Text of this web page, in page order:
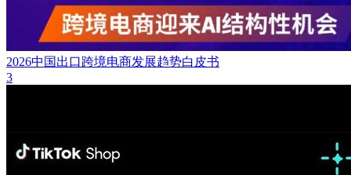
2026中国出口跨境电商发展趋势白皮书
3